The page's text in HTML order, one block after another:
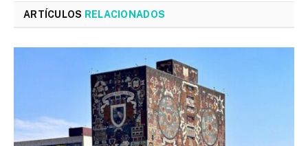
ARTÍCULOS RELACIONADOS